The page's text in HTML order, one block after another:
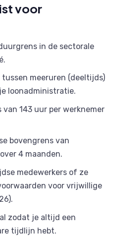
voor
in de sectorale
tussen meeruren (deeltijds)
loonadministratie.
143 uur per werknemer
bovengrens van
4 maanden.
medewerkers of ze
voor vrijwillige
zodat je altijd een
tijdlijn hebt.